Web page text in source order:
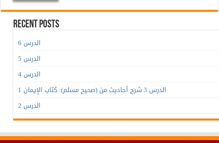
Recent Posts
الدرس 6
الدرس 5
الدرس 4
الدرس 3 شرح أحاديث من (صحيح مسلم): كتاب الإيمان 1
الدرس 2